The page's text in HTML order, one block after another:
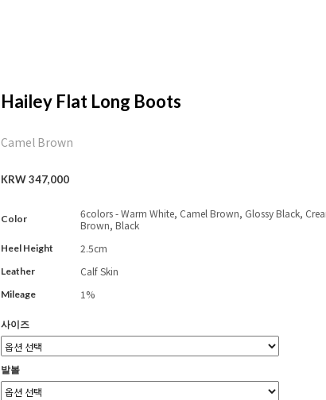
Hailey Flat Long Boots
Camel Brown
KRW 347,000
Color
6colors - Warm White, Camel Brown, Glossy Black,
Brown, Black
Heel Height 2.5cm
Leather Calf Skin
Mileage 1%
사이즈
발볼